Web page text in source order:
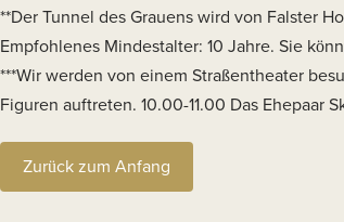
**Der Tunnel des Grauens wird von Falster
Empfohlenes Mindestalter: 10 Jahre. Sie
***Wir werden von einem Straßentheater
Figuren auftreten. 10.00-11.00 Das Ehepaar
Zurück zum Anfang